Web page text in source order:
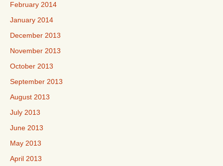
February 2014
January 2014
December 2013
November 2013
October 2013
September 2013
August 2013
July 2013
June 2013
May 2013
April 2013